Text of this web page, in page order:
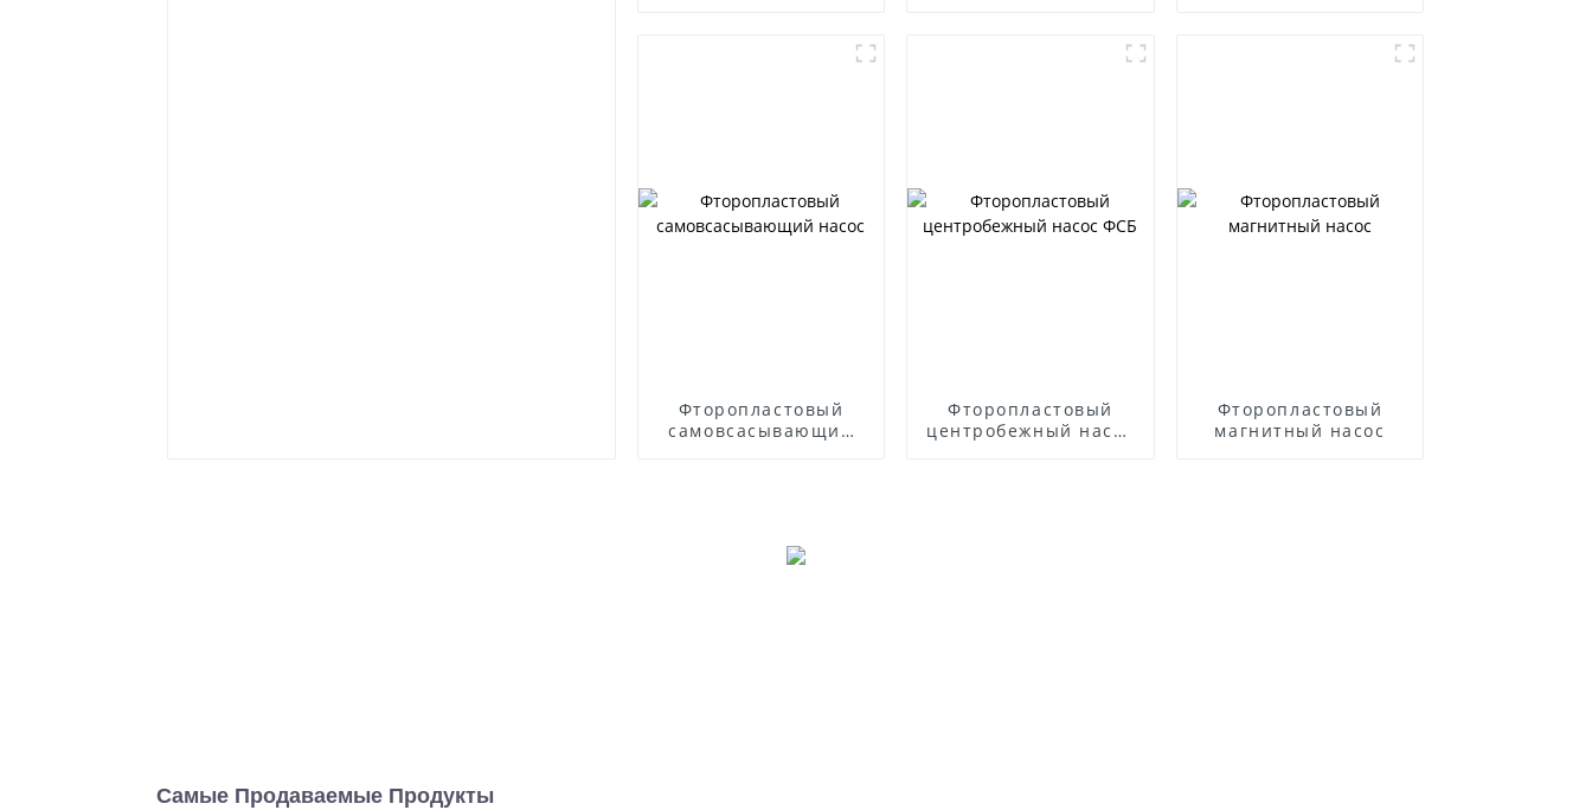
Фторопластовый
самовсасывающий
Фторопластовый
центробежный насос
Фторопластовый
магнитный насос
Самые Продаваемые Продукты